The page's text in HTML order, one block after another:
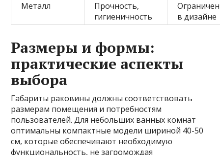
Металл
Прочность,
гигиеничность
в дизайне
Размеры и формы:
практические аспекты
выбора
Габариты раковины должны соответствовать
размерам помещения и потребностям
пользователей. Для небольших ванных комнат
оптимальны компактные модели шириной 40-50
см, которые обеспечивают необходимую
функциональность, не загромождая